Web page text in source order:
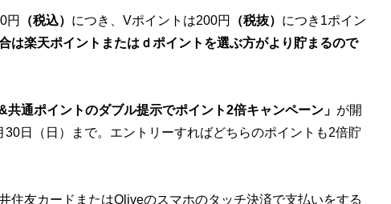
円 （税込） につき、Vポイントは200円 （税抜） につき1ポイン
は楽天ポイントまたはｄポイントを選ぶ方がより貯まるので
共通ポイントのダブル提示でポイント2倍キャンペーン」 が開
日（日）まで。エントリーすればどちらのポイントも2倍貯
友カードまたはOliveのスマホのタッチ決済で支払いをする